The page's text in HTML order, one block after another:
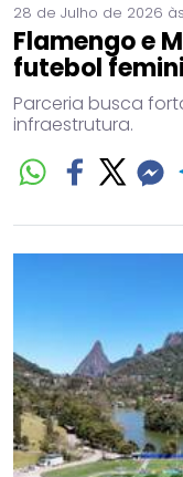
28 de Julho de 2026
Flamengo e
futebol
Parceria busca
infraestrutura.